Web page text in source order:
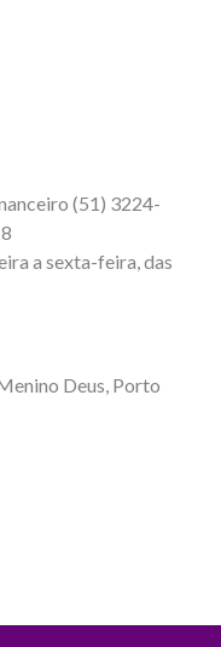
(51) 3224-
a sexta-feira, das
Deus, Porto